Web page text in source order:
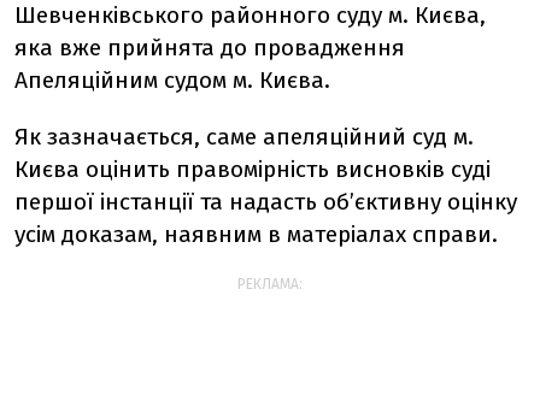
Шевченківського районного суду м. Києва,
яка вже прийнята до провадження
Апеляційним судом м. Києва.
Як зазначається, саме апеляційний суд м.
Києва оцінить правомірність висновків суді
першої інстанції та надасть об’єктивну оцінку
усім доказам, наявним в матеріалах справи.
РЕКЛАМА: